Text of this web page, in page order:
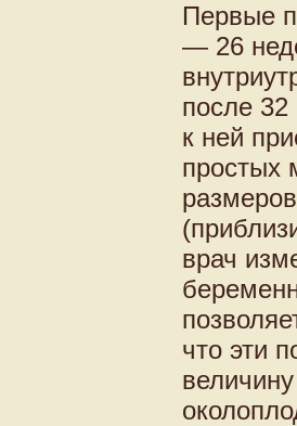
Первые
— 26
после
к ней
простых
врач
что эти